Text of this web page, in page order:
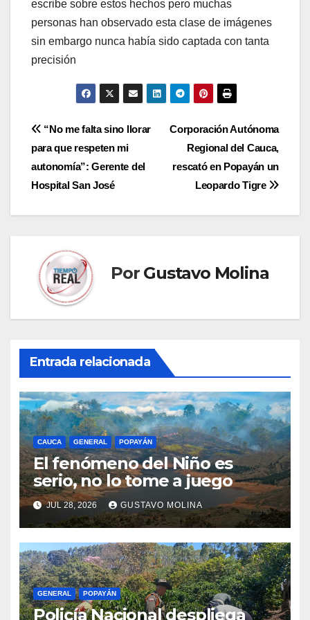
escribe sobre estos hechos pero muchas
personas han observado esta clase de imágenes
sin embargo nunca había sido captada con tanta
precisión
Navegación
de
entradas
Corporación Autónoma
Regional del Cauca,
rescató en Popayán un
Leopardo Tigre
“No me falta sino llorar
para que respeten mi
autonomía”: Gerente del
Hospital San José
Por Gustavo Molina
Entrada relacionada
CAUCA GENERAL POPAYÁN
El fenómeno del Niño es
serio, no lo tome a juego
JUL 28, 2026 GUSTAVO MOLINA
GENERAL POPAYÁN
Policía Nacional despliega